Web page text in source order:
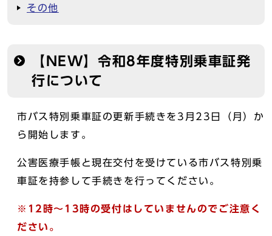
その他
【NEW】令和8年度特別乗車証発
行について
市バス特別乗車証の更新手続きを3月23日（月）か
ら開始します。
公害医療手帳と現在交付を受けている市バス特別乗
車証を持参して手続きを行ってください。
※12時～13時の受付はしていませんのでご注意く
ださい。